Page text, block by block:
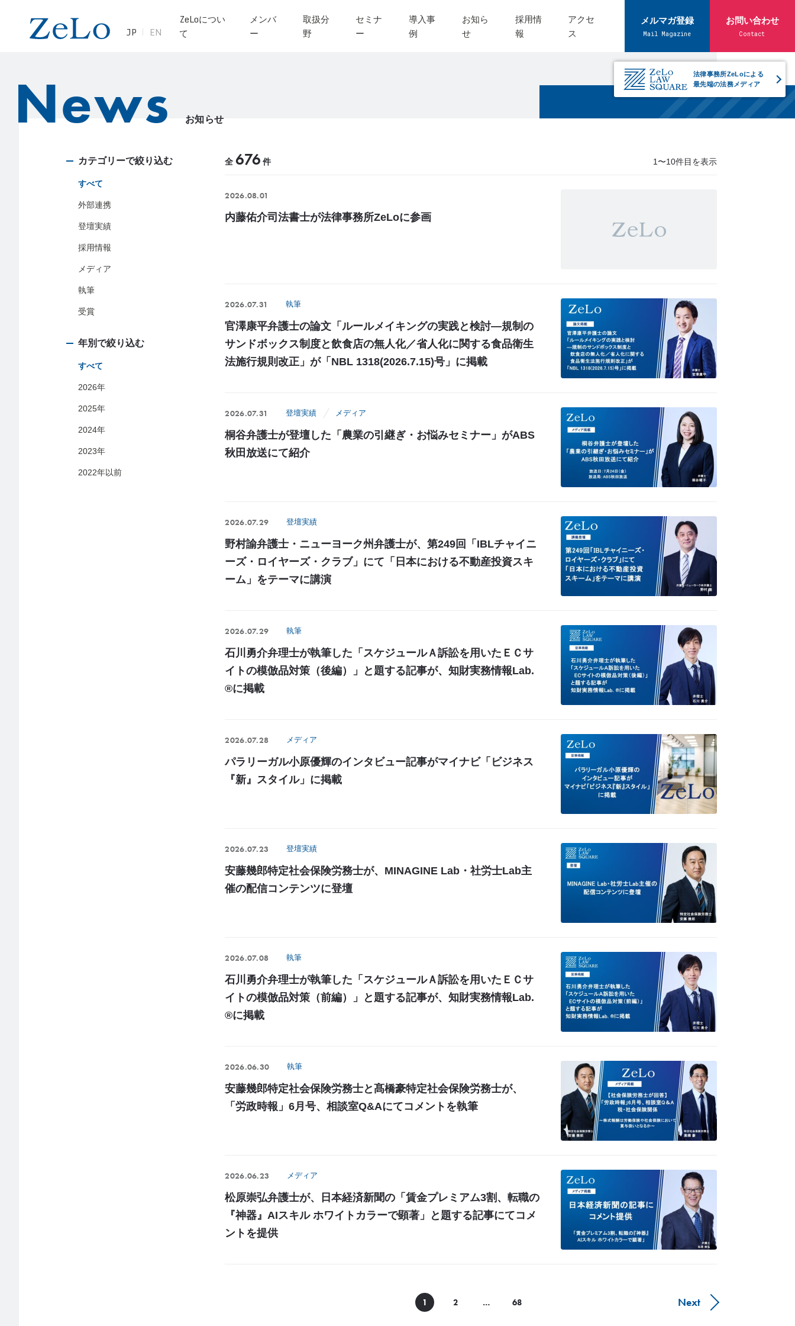
JP EN
ZeLoについ
て
メンバ
ー
取扱分
野
セミナ
ー
導入事
例
お知ら
せ
採用情
報
アクセ
ス
メルマガ登録
Mail Magazine
お問い合わせ
Contact
法律事務所ZeLoによる
最先端の法務メディア
News お知らせ
カテゴリーで絞り込む
すべて
外部連携
登壇実績
採用情報
メディア
執筆
受賞
年別で絞り込む
すべて
2026年
2025年
2024年
2023年
2022年以前
全 676 件 1〜10件目を表示
2026.08.01
内藤佑介司法書士が法律事務所ZeLoに参画
2026.07.31 執筆
官澤康平弁護士の論文「ルールメイキングの実践と検討―規制の
サンドボックス制度と飲食店の無人化／省人化に関する食品衛生
法施行規則改正」が「NBL 1318(2026.7.15)号」に掲載
2026.07.31 登壇実績 メディア
桐谷弁護士が登壇した「農業の引継ぎ・お悩みセミナー」がABS
秋田放送にて紹介
2026.07.29 登壇実績
野村諭弁護士・ニューヨーク州弁護士が、第249回「IBLチャイニ
ーズ・ロイヤーズ・クラブ」にて「日本における不動産投資スキ
ーム」をテーマに講演
2026.07.29 執筆
石川勇介弁理士が執筆した「スケジュールＡ訴訟を用いたＥＣサ
イトの模倣品対策（後編）」と題する記事が、知財実務情報Lab.
®に掲載
2026.07.28 メディア
パラリーガル小原優輝のインタビュー記事がマイナビ「ビジネス
『新』スタイル」に掲載
2026.07.23 登壇実績
安藤幾郎特定社会保険労務士が、MINAGINE Lab・社労士Lab主
催の配信コンテンツに登壇
2026.07.08 執筆
石川勇介弁理士が執筆した「スケジュールＡ訴訟を用いたＥＣサ
イトの模倣品対策（前編）」と題する記事が、知財実務情報Lab.
®に掲載
2026.06.30 執筆
安藤幾郎特定社会保険労務士と髙橋豪特定社会保険労務士が、
「労政時報」6月号、相談室Q&Aにてコメントを執筆
2026.06.23 メディア
松原崇弘弁護士が、日本経済新聞の「賃金プレミアム3割、転職の
『神器』AIスキル ホワイトカラーで顕著」と題する記事にてコメ
ントを提供
1 2 … 68 Next